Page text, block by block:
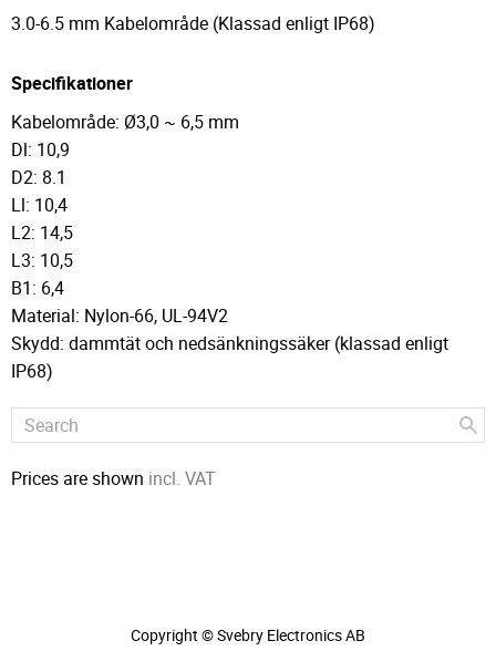
3.0-6.5 mm Kabelområde (Klassad enligt IP68)
Specifikationer
Kabelområde: Ø3,0 ~ 6,5 mm
Dl: 10,9
D2: 8.1
Ll: 10,4
L2: 14,5
L3: 10,5
B1: 6,4
Material: Nylon-66, UL-94V2
Skydd: dammtät och nedsänkningssäker (klassad enligt
IP68)
Prices are shown incl. VAT
Copyright © Svebry Electronics AB